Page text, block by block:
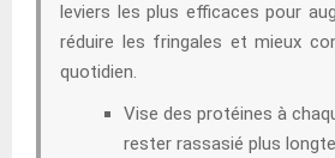
leviers les plus efficaces pour
réduire les fringales et mieux
quotidien.
Vise des protéines à
rester rassasié plus